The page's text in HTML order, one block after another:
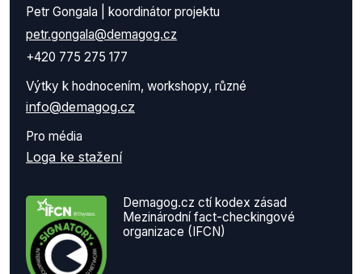
Petr Gongala | koordinátor projektu
petr.gongala@demagog.cz
+420 775 275 177
Výtky k hodnocením, workshopy, různé
info@demagog.cz
Pro média
Loga ke stažení
Demagog.cz ctí kodex zásad
Mezinárodní fact-checkingové
organizace (IFCN)